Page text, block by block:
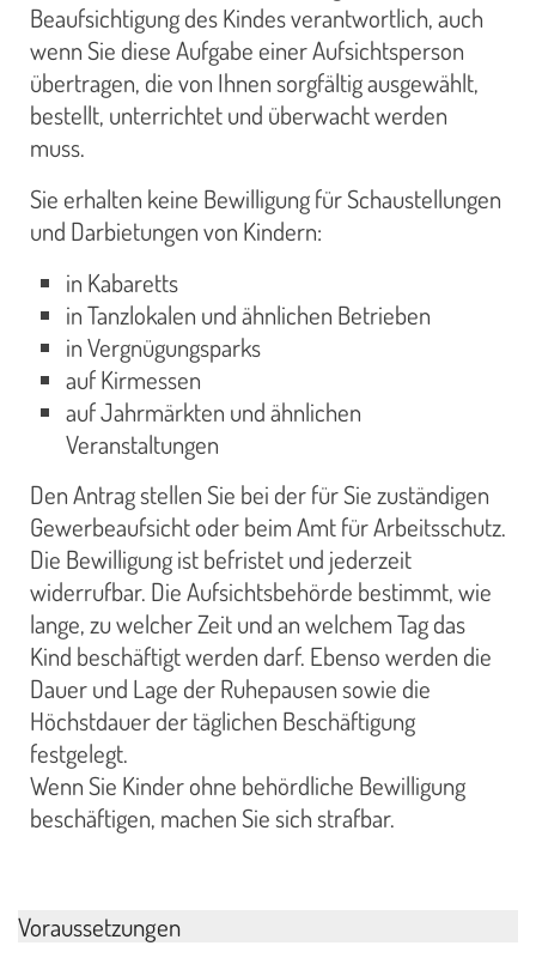
Beaufsichtigung des Kindes verantwortlich, auch
wenn Sie diese Aufgabe einer Aufsichtsperson
übertragen, die von Ihnen sorgfältig ausgewählt,
bestellt, unterrichtet und überwacht werden
muss.
Sie erhalten keine Bewilligung für Schaustellungen
und Darbietungen von Kindern:
in Kabaretts
in Tanzlokalen und ähnlichen Betrieben
in Vergnügungsparks
auf Kirmessen
auf Jahrmärkten und ähnlichen
Veranstaltungen
Den Antrag stellen Sie bei der für Sie zuständigen
Gewerbeaufsicht oder beim Amt für Arbeitsschutz.
Die Bewilligung ist befristet und jederzeit
widerrufbar. Die Aufsichtsbehörde bestimmt, wie
lange, zu welcher Zeit und an welchem Tag das
Kind beschäftigt werden darf. Ebenso werden die
Dauer und Lage der Ruhepausen sowie die
Höchstdauer der täglichen Beschäftigung
festgelegt.
Wenn Sie Kinder ohne behördliche Bewilligung
beschäftigen, machen Sie sich strafbar.
Voraussetzungen